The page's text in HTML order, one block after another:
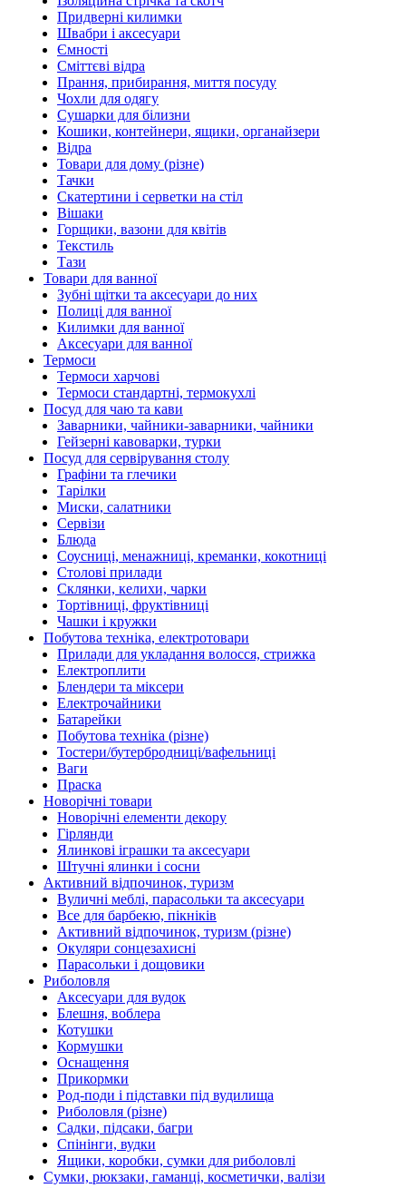
Придверні килимки
Швабри і аксесуари
Ємності
Сміттєві відра
Прання, прибирання, миття посуду
Чохли для одягу
Сушарки для білизни
Кошики, контейнери, ящики, органайзери
Відра
Товари для дому (різне)
Тачки
Скатертини і серветки на стіл
Вішаки
Горщики, вазони для квітів
Текстиль
Тази
Товари для ванної
Зубні щітки та аксесуари до них
Полиці для ванної
Килимки для ванної
Аксесуари для ванної
Термоси
Термоси харчові
Термоси стандартні, термокухлі
Посуд для чаю та кави
Заварники, чайники-заварники, чайники
Гейзерні кавоварки, турки
Посуд для сервірування столу
Графіни та глечики
Тарілки
Миски, салатники
Сервізи
Блюда
Соусниці, менажниці, креманки, кокотниці
Столові прилади
Склянки, келихи, чарки
Тортівниці, фруктівниці
Чашки і кружки
Побутова техніка, електротовари
Прилади для укладання волосся, стрижка
Електроплити
Блендери та міксери
Електрочайники
Батарейки
Побутова техніка (різне)
Тостери/бутербродниці/вафельниці
Ваги
Праска
Новорічні товари
Новорічні елементи декору
Гірлянди
Ялинкові іграшки та аксесуари
Штучні ялинки і сосни
Активний відпочинок, туризм
Вуличні меблі, парасольки та аксесуари
Все для барбекю, пікніків
Активний відпочинок, туризм (різне)
Окуляри сонцезахисні
Парасольки і дощовики
Риболовля
Аксесуари для вудок
Блешня, воблера
Котушки
Кормушки
Оснащення
Прикормки
Род-поди і підставки під вудилища
Риболовля (різне)
Садки, підсаки, багри
Спінінги, вудки
Ящики, коробки, сумки для риболовлі
Сумки, рюкзаки, гаманці, косметички, валізи